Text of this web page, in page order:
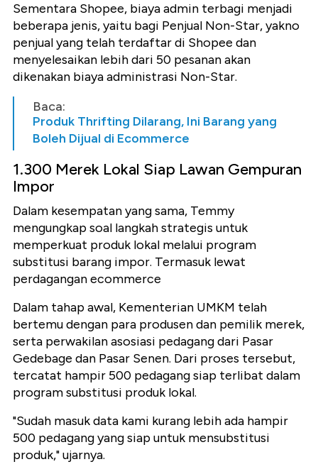
Sementara Shopee, biaya admin terbagi menjadi
beberapa jenis, yaitu bagi Penjual Non-Star, yakno
penjual yang telah terdaftar di Shopee dan
menyelesaikan lebih dari 50 pesanan akan
dikenakan biaya administrasi Non-Star.
Baca:
Produk Thrifting Dilarang, Ini Barang yang
Boleh Dijual di Ecommerce
1.300 Merek Lokal Siap Lawan Gempuran
Impor
Dalam kesempatan yang sama, Temmy
mengungkap soal langkah strategis untuk
memperkuat produk lokal melalui program
substitusi barang impor. Termasuk lewat
perdagangan ecommerce
Dalam tahap awal, Kementerian UMKM telah
bertemu dengan para produsen dan pemilik merek,
serta perwakilan asosiasi pedagang dari Pasar
Gedebage dan Pasar Senen. Dari proses tersebut,
tercatat hampir 500 pedagang siap terlibat dalam
program substitusi produk lokal.
"Sudah masuk data kami kurang lebih ada hampir
500 pedagang yang siap untuk mensubstitusi
produk," ujarnya.